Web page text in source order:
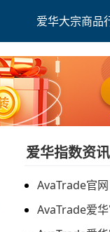
爱华大宗商品
爱华指数资讯